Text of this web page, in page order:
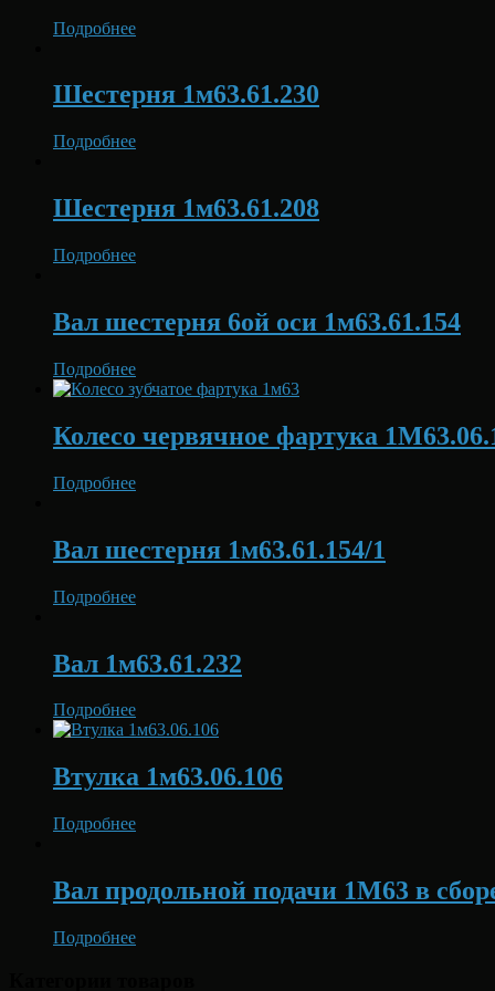
Подробнее
Шестерня 1м63.61.230
Подробнее
Шестерня 1м63.61.208
Подробнее
Вал шестерня 6ой оси 1м63.61.154
Подробнее
Колесо червячное фартука
Подробнее
Вал шестерня 1м63.61.154/1
Подробнее
Вал 1м63.61.232
Подробнее
Втулка 1м63.06.106
Подробнее
Вал продольной подачи 1М63 в
Подробнее